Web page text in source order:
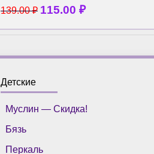
139.00₽ 115.00 ₽
Детские
Муслин — Скидка!
Бязь
Перкаль